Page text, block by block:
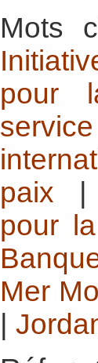
Mots
pour
paix
pour
Mer